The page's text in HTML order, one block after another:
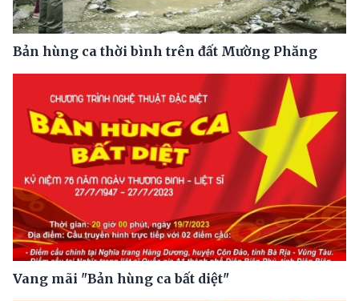
Bản hùng ca thời bình trên đất Mường Phăng
Vang mãi "Bản hùng ca bất diệt"